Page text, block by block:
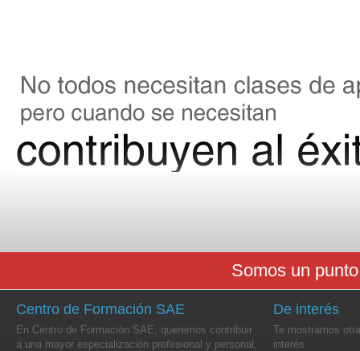
Somos un
Centro de Formación SAE
En Centro de Formación SAE, queremos contribuir
a una mayor especialización profesional y personal,
De interés
Te mostramos
interés